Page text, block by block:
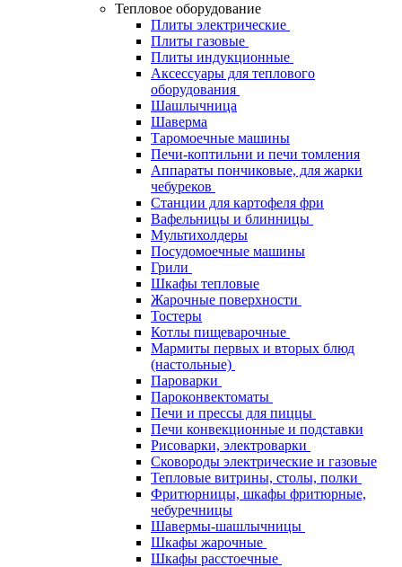
Тепловое оборудование
Плиты электрические
Плиты газовые
Плиты индукционные
Аксессуары для теплового
оборудования
Шашлычница
Шаверма
Таромоечные машины
Печи-коптильни и печи томления
Аппараты пончиковые, для жарки
чебуреков
Станции для картофеля фри
Вафельницы и блинницы
Мультихолдеры
Посудомоечные машины
Грили
Шкафы тепловые
Жарочные поверхности
Тостеры
Котлы пищеварочные
Мармиты первых и вторых блюд
(настольные)
Пароварки
Пароконвектоматы
Печи и прессы для пиццы
Печи конвекционные и подставки
Рисоварки, электроварки
Сковороды электрические и газовые
Тепловые витрины, столы, полки
Фритюрницы, шкафы фритюрные,
чебуречницы
Шавермы-шашлычницы
Шкафы жарочные
Шкафы расстоечные